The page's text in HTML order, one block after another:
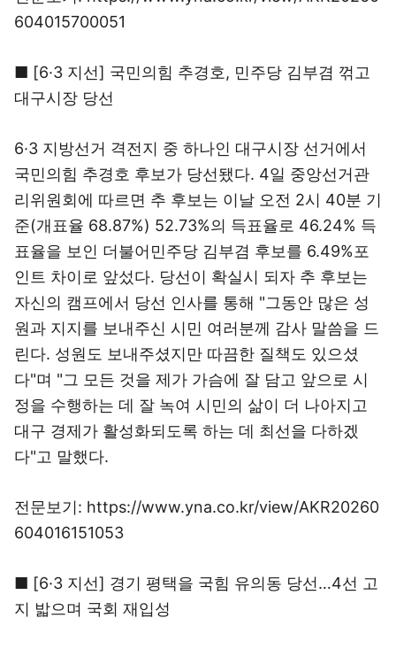
604015700051
■ [6·3 지선] 국민의힘 추경호, 민주당 김부겸 꺾고
대구시장 당선
6·3 지방선거 격전지 중 하나인 대구시장 선거에서
국민의힘 추경호 후보가 당선됐다. 4일 중앙선거관
리위원회에 따르면 추 후보는 이날 오전 2시 40분 기
준(개표율 68.87%) 52.73%의 득표율로 46.24% 득
표율을 보인 더불어민주당 김부겸 후보를 6.49%포
인트 차이로 앞섰다. 당선이 확실시 되자 추 후보는
자신의 캠프에서 당선 인사를 통해 "그동안 많은 성
원과 지지를 보내주신 시민 여러분께 감사 말씀을 드
린다. 성원도 보내주셨지만 따끔한 질책도 있으셨
다"며 "그 모든 것을 제가 가슴에 잘 담고 앞으로 시
정을 수행하는 데 잘 녹여 시민의 삶이 더 나아지고
대구 경제가 활성화되도록 하는 데 최선을 다하겠
다"고 말했다.
전문보기: https://www.yna.co.kr/view/AKR20260
604016151053
■ [6·3 지선] 경기 평택을 국힘 유의동 당선…4선 고
지 밟으며 국회 재입성